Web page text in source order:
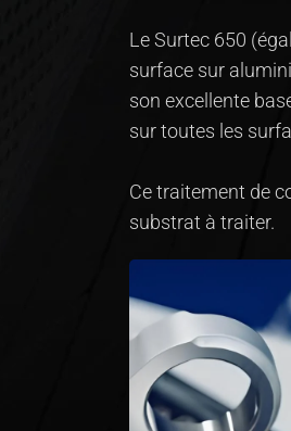
Le Surtec 650
surface sur
son excellente
sur toutes les
Ce traitement de
substrat à traiter.